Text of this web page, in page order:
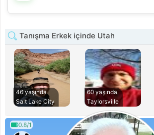
💕
Tanışma Erkek içinde Utah
46 yaşında
Salt Lake City
60 yaşında
Taylorsville
0.8/1